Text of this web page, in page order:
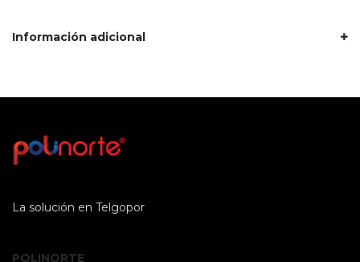
Información adicional
La solución en Telgopor
POLINORTE